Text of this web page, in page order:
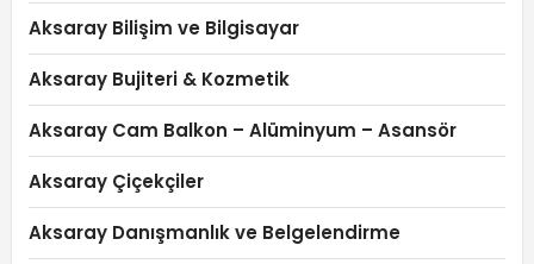
Aksaray Bilişim ve Bilgisayar
Aksaray Bujiteri & Kozmetik
Aksaray Cam Balkon – Alüminyum – Asansör
Aksaray Çiçekçiler
Aksaray Danışmanlık ve Belgelendirme